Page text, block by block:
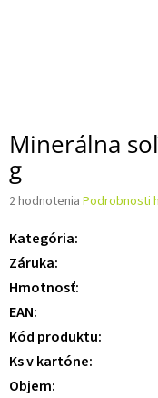
Minerálna
g
Priemerné
produktu
3,5
z 5
hviezdičiek.
2 hodnotenia Podrobnosti
Kategória:
Záruka:
Hmotnosť:
EAN:
Kód produktu:
Ks v kartóne:
Objem: